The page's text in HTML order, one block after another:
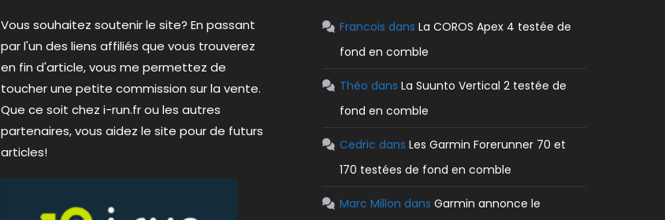
Vous souhaitez soutenir le site? En passant
par l'un des liens affiliés que vous trouverez
en fin d'article, vous me permettez de
toucher une petite commission sur la vente.
Que ce soit chez i-run.fr ou les autres
partenaires, vous aidez le site pour de futurs
articles!
Francois dans La COROS Apex 4 testée de
fond en comble
Théo dans La Suunto Vertical 2 testée de
fond en comble
Cedric dans Les Garmin Forerunner 70 et
170 testées de fond en comble
Marc Millon dans Garmin annonce le